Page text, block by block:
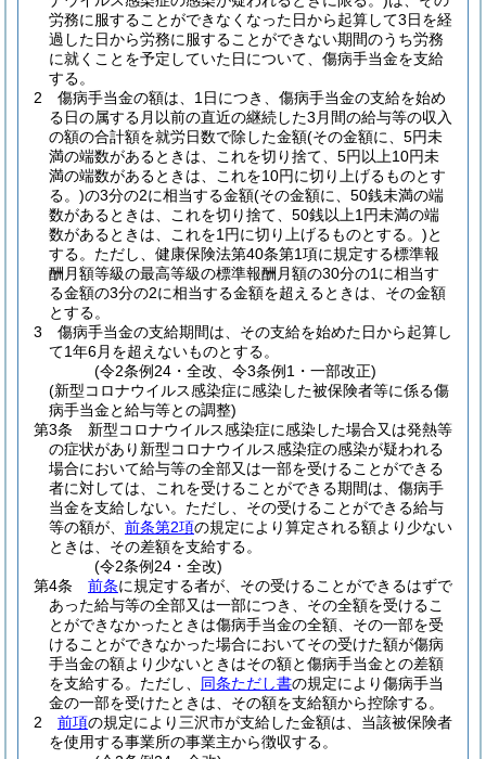
労務に服することができなくなった日から起算して3日を経
過した日から労務に服することができない期間のうち労務
に就くことを予定していた日について、傷病手当金を支給
する。
2
傷病手当金の額は、1日につき、傷病手当金の支給を始め
る日の属する月以前の直近の継続した3月間の給与等の収入
の額の合計額を就労日数で除した金額(その金額に、5円未
満の端数があるときは、これを切り捨て、5円以上10円未
満の端数があるときは、これを10円に切り上げるものとす
る。)の3分の2に相当する金額(その金額に、50銭未満の端
数があるときは、これを切り捨て、50銭以上1円未満の端
数があるときは、これを1円に切り上げるものとする。)と
する。 ただし、健康保険法第40条第1項に規定する標準報
酬月額等級の最高等級の標準報酬月額の30分の1に相当す
る金額の3分の2に相当する金額を超えるときは、その金額
とする。
3
傷病手当金の支給期間は、その支給を始めた日から起算し
て1年6月を超えないものとする。
(令2条例24・全改、令3条例1・一部改正)
(新型コロナウイルス感染症に感染した被保険者等に係る傷
病手当金と給与等との調整)
第3条
新型コロナウイルス感染症に感染した場合又は発熱等
の症状があり新型コロナウイルス感染症の感染が疑われる
場合において給与等の全部又は一部を受けることができる
者に対しては、これを受けることができる期間は、傷病手
当金を支給しない。 ただし、その受けることができる給与
等の額が、 前条第2項の規定により算定される額より少ない
ときは、その差額を支給する。
(令2条例24・全改)
第4条
前条に規定する者が、その受けることができるはずで
あった給与等の全部又は一部につき、その全額を受けるこ
とができなかったときは傷病手当金の全額、その一部を受
けることができなかった場合においてその受けた額が傷病
手当金の額より少ないときはその額と傷病手当金との差額
を支給する。 ただし、 同条ただし書の規定により傷病手当
金の一部を受けたときは、その額を支給額から控除する。
2
前項の規定により三沢市が支給した金額は、当該被保険者
を使用する事業所の事業主から徴収する。